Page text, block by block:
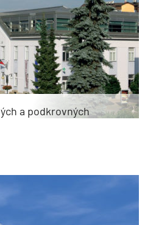
a podkrovných